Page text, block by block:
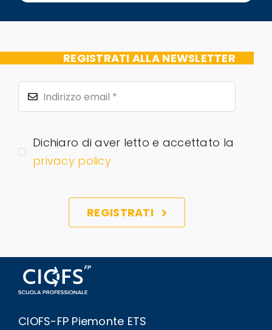
REGISTRATI ALLA NEWSLETTER
Dichiaro di aver letto e accettato la
privacy policy
REGISTRATI
CIOFS-FP Piemonte ETS